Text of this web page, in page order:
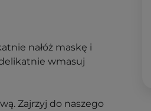
nałóż maskę i
wmasuj
Zajrzyj do naszego